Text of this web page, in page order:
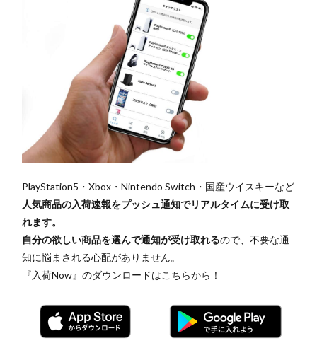
PlayStation5・Xbox・Nintendo Switch・国産ウイスキーなど
人気商品の入荷速報をプッシュ通知でリアルタイムに受け取
れます。
自分の欲しい商品を選んで通知が受け取れるので、不要な通
知に悩まされる心配がありません。
『入荷Now』のダウンロードはこちらから！